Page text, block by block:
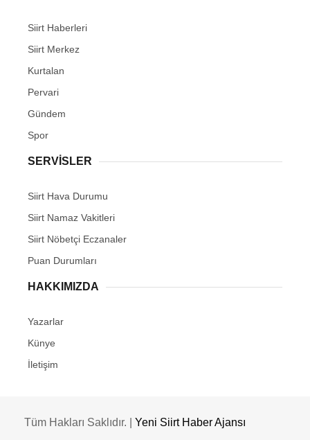
Siirt Haberleri
Siirt Merkez
Kurtalan
Pervari
Gündem
Spor
SERVİSLER
Siirt Hava Durumu
Siirt Namaz Vakitleri
Siirt Nöbetçi Eczanaler
Puan Durumları
HAKKIMIZDA
Yazarlar
Künye
İletişim
Tüm Hakları Saklıdır. | Yeni Siirt Haber Ajansı